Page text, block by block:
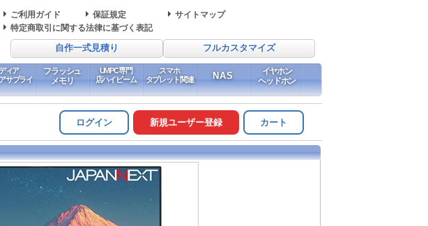
ご利用ガイド 保証規定
サイトマップ
特定商取引に関する法律に基づく表記
自作一式見積り フルカスタマイズ
ィア
サプライ
フラッシュ
メモリ
UMPC専門
店ハイビーム
スマホ
タブレット関連
NAS
イヤホン
ヘッドホン
ログイン 新規ユーザー登録 カート